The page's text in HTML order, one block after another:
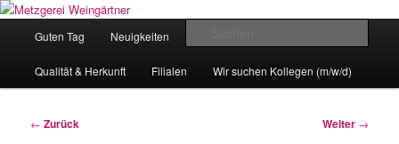
Zum
wechseln
Metzgerei Weingärtner
Eislingens leckere Adresse
Guten Tag Neuigkeiten
Qualität & Herkunft Filialen Wir suchen Kollegen (m/w/d)
Beitragsnavigation
← Zurück Weiter →